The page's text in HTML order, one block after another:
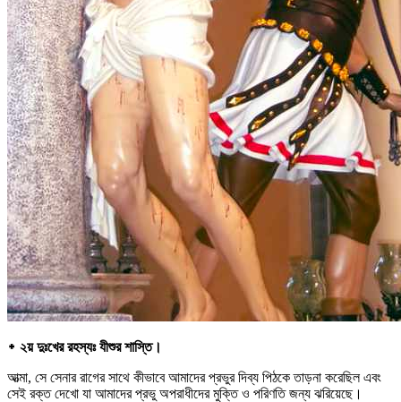
᛭ ২য় দুঃখের রহস্যঃ যীশুর শাস্তি।
আত্মা, সে সেনার রাগের সাথে কীভাবে আমাদের প্রভুর দিব্য পিঠকে তাড়না করেছিল এবং
সেই রক্ত দেখো যা আমাদের প্রভু অপরাধীদের মুক্তি ও পরিণতি জন্য ঝরিয়েছে।